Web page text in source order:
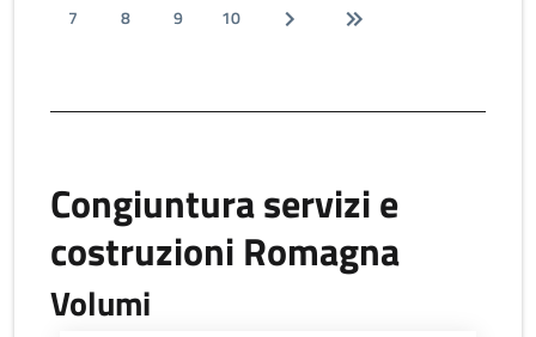
7
8 9 10
Congiuntura servizi e
costruzioni Romagna
Volumi